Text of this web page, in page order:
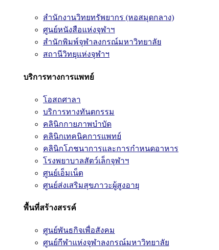
สำนักงานวิทยทรัพยากร (หอสมุดกลาง)
ศูนย์หนังสือแห่งจุฬาฯ
สำนักพิมพ์จุฬาลงกรณ์มหาวิทยาลัย
สถานีวิทยุแห่งจุฬาฯ
บริการทางการแพทย์
โอสถศาลา
บริการทางทันตกรรม
คลินิกกายภาพบำบัด
คลินิกเทคนิคการแพทย์
คลินิกโภชนาการและการกำหนดอาหาร
โรงพยาบาลสัตว์เล็กจุฬาฯ
ศูนย์เอ็มเน็ต
ศูนย์ส่งเสริมสุขภาวะผู้สูงอายุ
พื้นที่สร้างสรรค์
ศูนย์พันธกิจเพื่อสังคม
ศูนย์กีฬาแห่งจุฬาลงกรณ์มหาวิทยาลัย